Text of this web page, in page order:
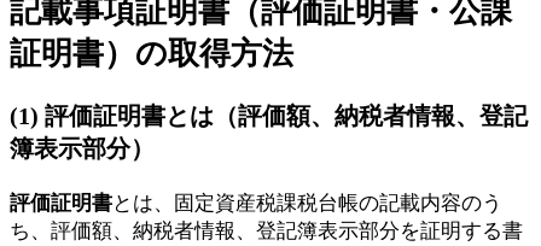
記載事項証明書（評価証明書・公課
証明書）の取得方法
(1) 評価証明書とは（評価額、納税者情報、登記
簿表示部分）
評価証明書とは、固定資産税課税台帳の記載内容のう
ち、評価額、納税者情報、登記簿表示部分を証明する書